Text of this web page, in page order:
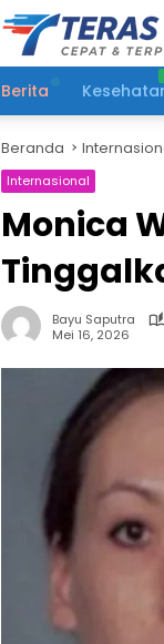
Berita
Beranda
Internasional
Monica
Bayu Saputra
Mei 16, 2026